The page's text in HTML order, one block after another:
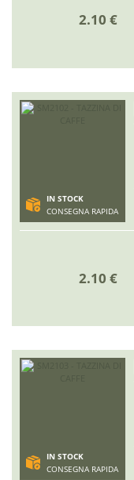
2.10 €
IN STOCK
CONSEGNA RAPIDA
2.10 €
IN STOCK
CONSEGNA RAPIDA